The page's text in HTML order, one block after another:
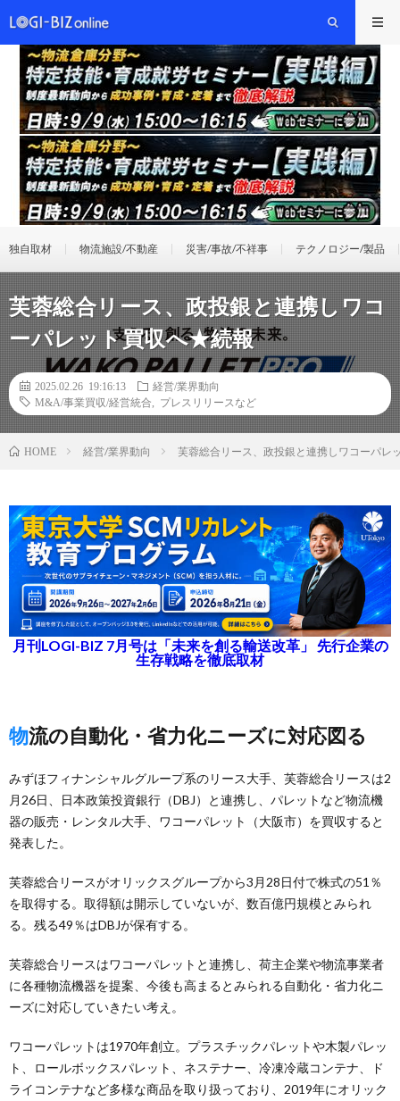
独自取材 物流施設/不動産 災害/事故/不祥事 テクノロジー/製品
芙蓉総合リース、政投銀と連携しワコ
ーパレット買収へ★続報
2025.02.26 19:16:13
経営/業界動向
M&A/事業買収/経営統合
プレスリリースなど
HOME 経営/業界動向 芙蓉総合リース、政投銀と連携しワコーパレ
月刊LOGI-BIZ 7月号は「未来を創る輸送改革」 先行企業の
生存戦略を徹底取材
物流の自動化・省力化ニーズに対応図る
みずほフィナンシャルグループ系のリース大手、芙蓉総合リースは2
月26日、日本政策投資銀行（DBJ）と連携し、パレットなど物流機
器の販売・レンタル大手、ワコーパレット（大阪市）を買収すると
発表した。
芙蓉総合リースがオリックスグループから3月28日付で株式の51％
を取得する。取得額は開示していないが、数百億円規模とみられ
る。残る49％はDBJが保有する。
芙蓉総合リースはワコーパレットと連携し、荷主企業や物流事業者
に各種物流機器を提案、今後も高まるとみられる自動化・省力化ニ
ーズに対応していきたい考え。
ワコーパレットは1970年創立。プラスチックパレットや木製パレッ
ト、ロールボックスパレット、ネステナー、冷凍冷蔵コンテナ、ド
ライコンテナなど多様な商品を取り扱っており、2019年にオリック